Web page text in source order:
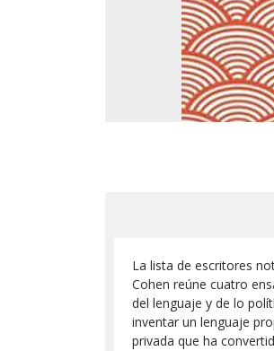
La lista de escritores
Cohen reúne cuatro
del lenguaje y de lo
inventar un lenguaje
privada que ha